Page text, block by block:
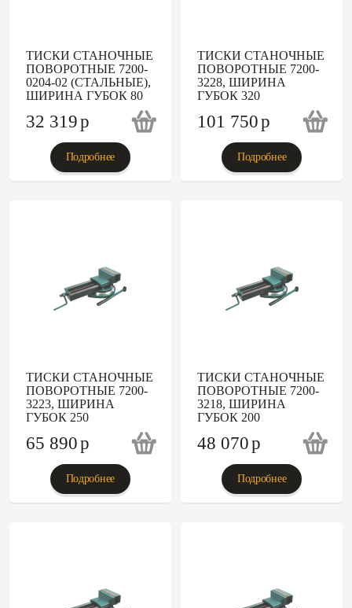
ТИСКИ СТАНОЧНЫЕ
ПОВОРОТНЫЕ 7200-
0204-02 (СТАЛЬНЫЕ),
ШИРИНА ГУБОК 80
32 319p
Подробнее
ТИСКИ СТАНОЧНЫЕ
ПОВОРОТНЫЕ 7200-
3228, ШИРИНА
ГУБОК 320
101 750p
Подробнее
ТИСКИ СТАНОЧНЫЕ
ПОВОРОТНЫЕ 7200-
3223, ШИРИНА
ГУБОК 250
65 890p
Подробнее
ТИСКИ СТАНОЧНЫЕ
ПОВОРОТНЫЕ 7200-
3218, ШИРИНА
ГУБОК 200
48 070p
Подробнее